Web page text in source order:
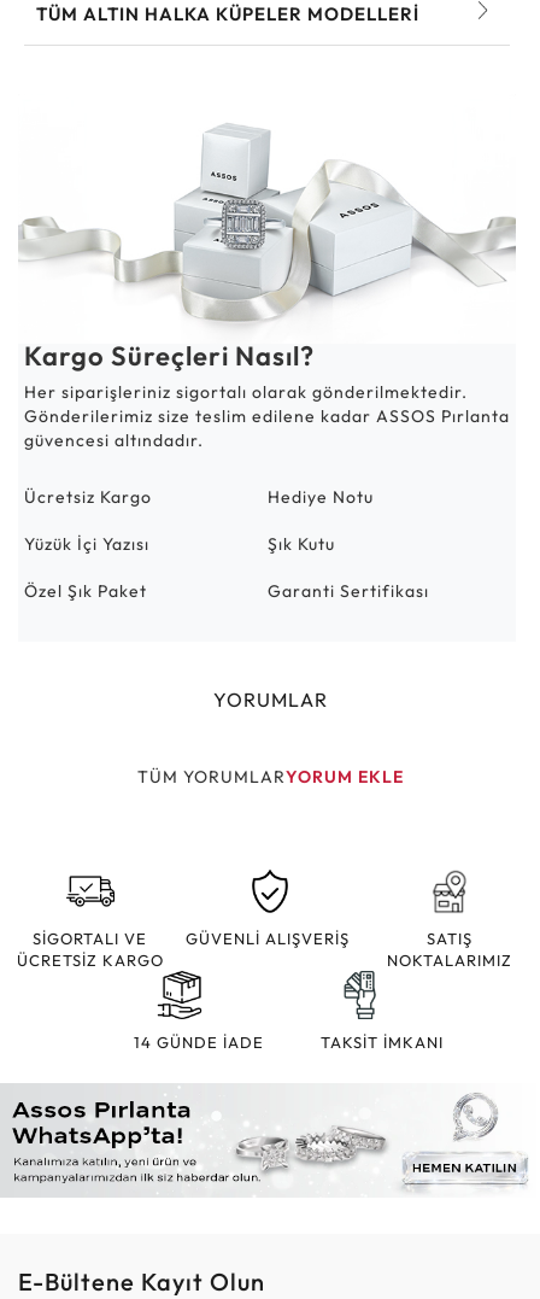
TÜM ALTIN HALKA KÜPELER MODELLERI
Kargo Süreçleri Nasıl?
Her siparişleriniz sigortalı olarak gönderilmektedir.
Gönderilerimiz size teslim edilene kadar ASSOS Pırlanta
güvencesi altındadır.
Ücretsiz Kargo Hediye Notu
Yüzük İçi Yazısı Şık Kutu
Özel Şık Paket Garanti Sertifikası
YORUMLAR
TÜM YORUMLARYORUM EKLE
SİGORTALI VE
ÜCRETSİZ KARGO
GÜVENLİ ALIŞVERİŞ
SATIŞ
NOKTALARIMIZ
14 GÜNDE İADE TAKSİT İMKANI
E-Bültene Kayıt Olun